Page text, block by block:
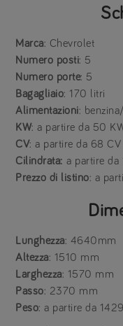
Marca: Chevrolet
Numero posti: 5
Numero porte: 5
Bagagliaio: 170 litri
Alimentazioni:
KW: a partire da 50
CV: a partire da 68 CV
Cilindrata:a partire da
Prezzo di listino: a
Lunghezza: 4640mm
Altezza: 1510 mm
Larghezza: 1570 mm
Passo: 2370 mm
Peso: a partire da